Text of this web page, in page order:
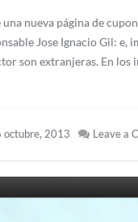
nueva página de
Jose Ignacio Gil: e,
son extranjeras. En
octubre, 2013 Leave a